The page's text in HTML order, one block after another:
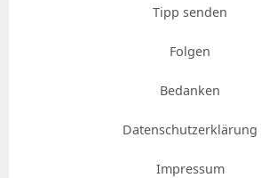
Tipp senden
Folgen
Bedanken
Datenschutzerklärung
Impressum